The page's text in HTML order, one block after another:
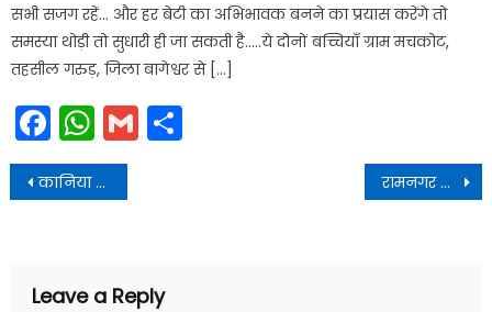
सभी सजग रहें… और हर बेटी का अभिभावक बनने का प्रयास करेंगे तो
समस्या थोड़ी तो सुधारी ही जा सकती है…..ये दोनों बच्चियाँ ग्राम मचकोट,
तहसील गरुड़, जिला बागेश्वर से […]
Facebook
WhatsApp
Gmail
Post
navigation
कानिया रामनगर में विराट हिंदू सम्मेलन सफल ! रामनगर से देहरादून को मिल रही है ट्रेन ! अनिल बलूनी के प्रयास सफल !
Leave a Reply